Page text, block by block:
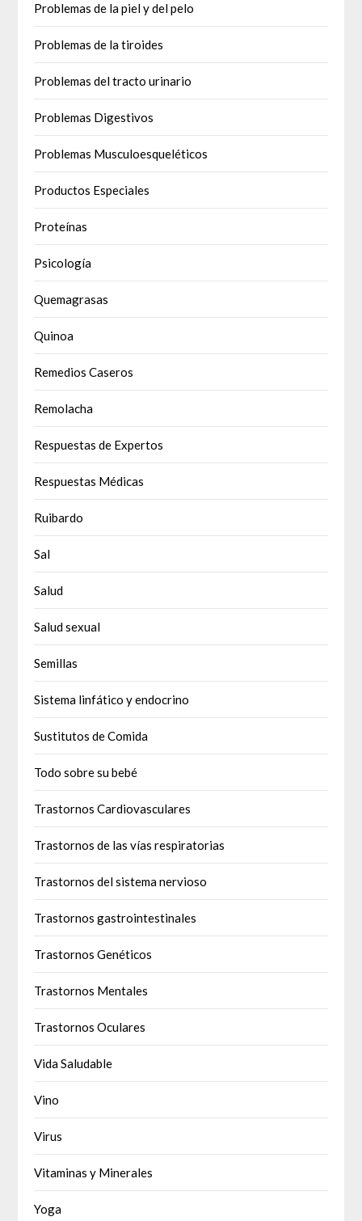
Problemas de la piel y del pelo
Problemas de la tiroides
Problemas del tracto urinario
Problemas Digestivos
Problemas Musculoesqueléticos
Productos Especiales
Proteínas
Psicología
Quemagrasas
Quinoa
Remedios Caseros
Remolacha
Respuestas de Expertos
Respuestas Médicas
Ruibardo
Sal
Salud
Salud sexual
Semillas
Sistema linfático y endocrino
Sustitutos de Comida
Todo sobre su bebé
Trastornos Cardiovasculares
Trastornos de las vías respiratorias
Trastornos del sistema nervioso
Trastornos gastrointestinales
Trastornos Genéticos
Trastornos Mentales
Trastornos Oculares
Vida Saludable
Vino
Virus
Vitaminas y Minerales
Yoga